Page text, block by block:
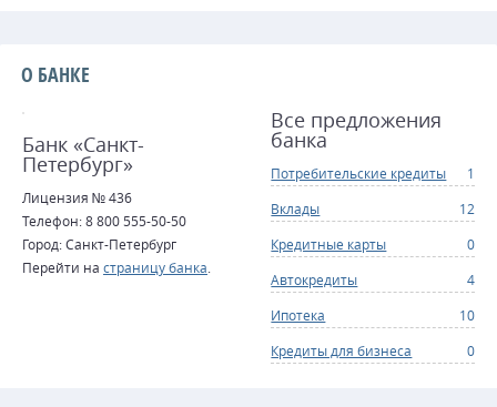
О БАНКЕ
Банк «Санкт-
Петербург»
Лицензия № 436
Телефон: 8 800 555-50-50
Город: Санкт-Петербург
Перейти на страницу банка
Все предложения
банка
Потребительские кредиты
1
Вклады
12
Кредитные карты
0
Автокредиты
4
Ипотека
10
Кредиты для бизнеса
0